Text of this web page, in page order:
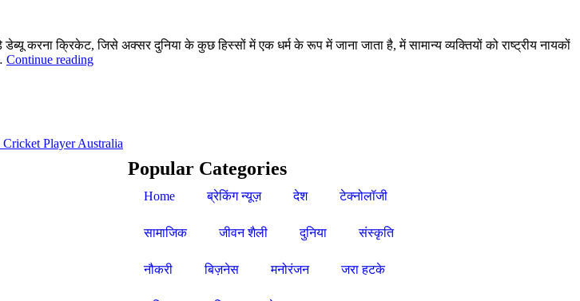
करना क्रिकेट, जिसे अक्सर दुनिया के कुछ हिस्सों में एक धर्म के रूप में जाना जाता है, में सामान्य व्यक्तियों को राष्ट्रीय नायकों
Continue reading
Cricket Player Australia
Popular Categories
Home ब्रेकिंग न्यूज़ देश टेक्नोलॉजी
सामाजिक जीवन शैली दुनिया संस्कृति
नौकरी बिज़नेस मनोरंजन जरा हटके